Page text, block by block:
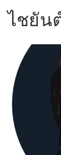
ไชยัน